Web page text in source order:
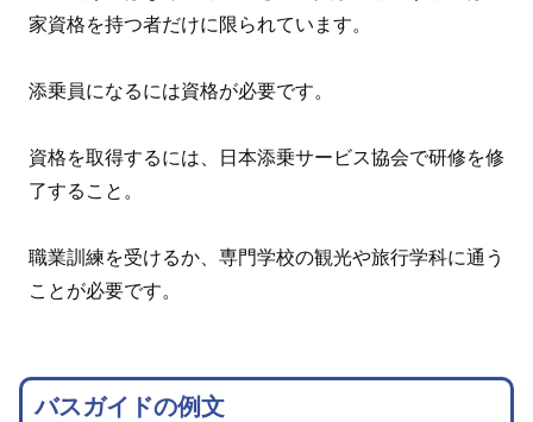
家資格を持つ者だけに限られています。
添乗員になるには資格が必要です。
資格を取得するには、日本添乗サービス協会で研修を修
了すること。
職業訓練を受けるか、専門学校の観光や旅行学科に通う
ことが必要です。
バスガイドの例文